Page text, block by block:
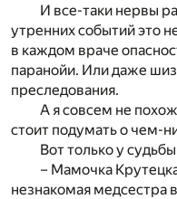
И все-таки нервы
утренних событий это
в каждом враче
паранойи. Или даже
преследования.
А я совсем не
стоит подумать о чем-
Вот только у
– Мамочка
незнакомая медсестра